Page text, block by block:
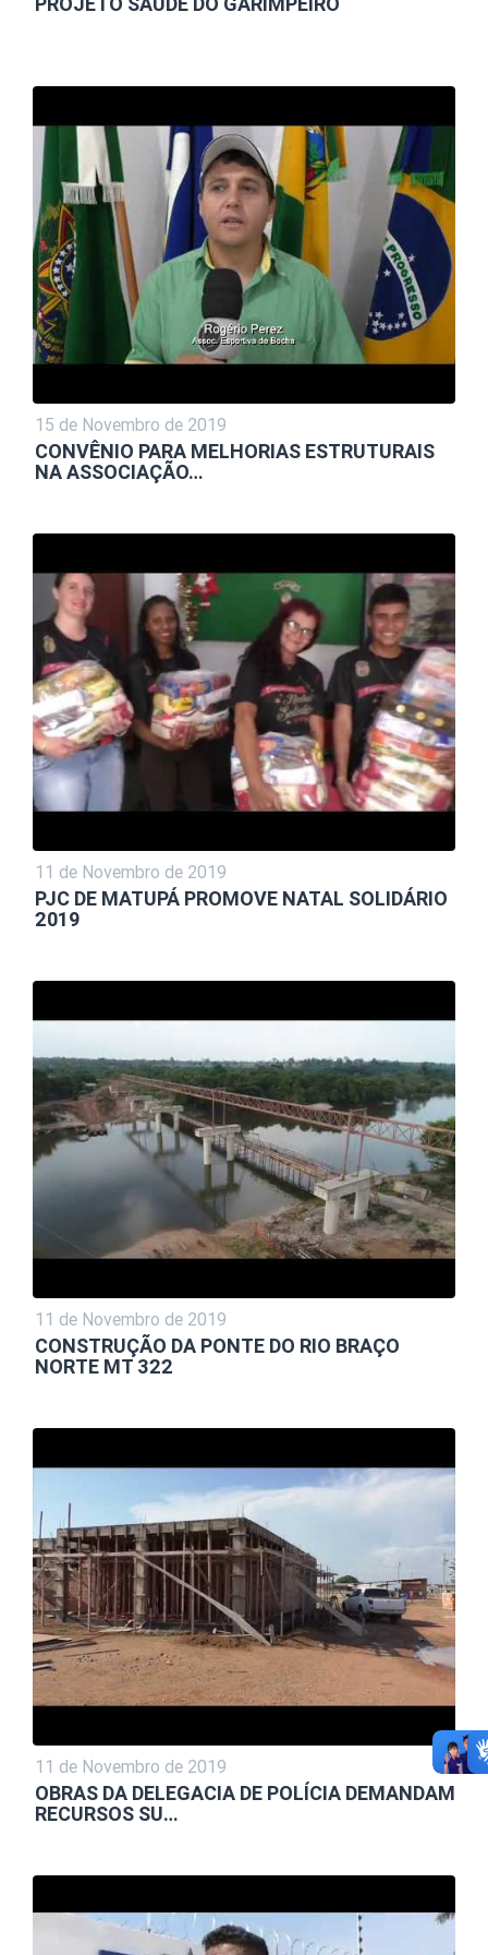
15 de Novembro de 2019
CONVÊNIO PARA MELHORIAS ESTRUTURAIS
NA ASSOCIAÇÃO…
11 de Novembro de 2019
PJC DE MATUPÁ PROMOVE NATAL SOLIDÁRIO
2019
11 de Novembro de 2019
CONSTRUÇÃO DA PONTE DO RIO BRAÇO
NORTE MT 322
11 de Novembro de 2019
OBRAS DA DELEGACIA DE POLÍCIA DEMANDAM
RECURSOS SU…